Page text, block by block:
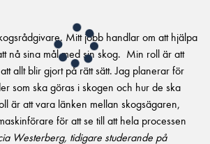
Mitt jobb handlar om att hjälpa
nå sina mål med sin skog. Min roll är att
allt blir gjort på rätt sätt. Jag planerar för
som ska göras i skogen och hur de ska
är att vara länken mellan skogsägaren,
för att se till att hela processen
Westerberg, tidigare studerande på